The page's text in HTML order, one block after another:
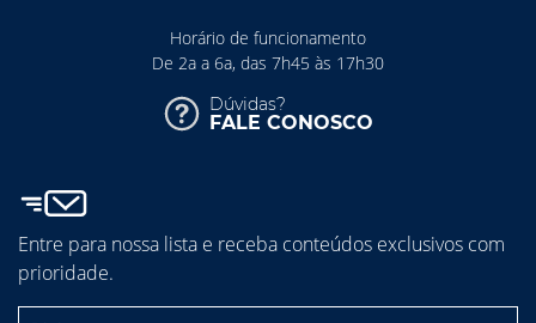
Horário de funcionamento
De 2a a 6a, das 7h45 às 17h30
Dúvidas?
FALE CONOSCO
Entre para nossa lista e receba conteúdos exclusivos com
prioridade.